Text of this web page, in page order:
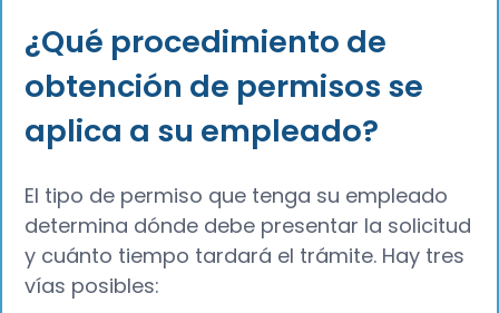
¿Qué procedimiento de
obtención de permisos se
aplica a su empleado?
El tipo de permiso que tenga su empleado
determina dónde debe presentar la solicitud
y cuánto tiempo tardará el trámite. Hay tres
vías posibles: